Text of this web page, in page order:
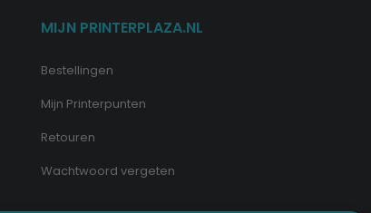
MIJN PRINTERPLAZA.NL
Bestellingen
Mijn Printerpunten
Retouren
Wachtwoord vergeten